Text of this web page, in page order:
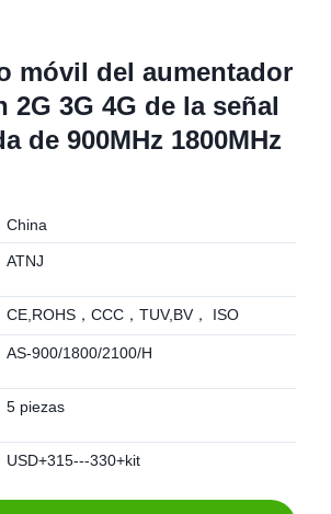
móvil del aumentador
2G 3G 4G de la señal
de 900MHz 1800MHz
China
ATNJ
CE,ROHS，CCC，TUV,BV， ISO
AS-900/1800/2100/H
5 piezas
USD+315---330+kit